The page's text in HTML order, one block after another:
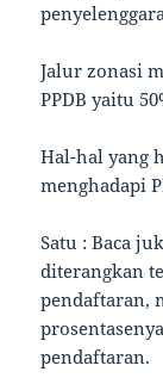
Jalur zonasi
PPDB yaitu
Hal-hal yang
menghadapi
Satu : Baca
diterangkan
pendaftaran,
pendaftaran.